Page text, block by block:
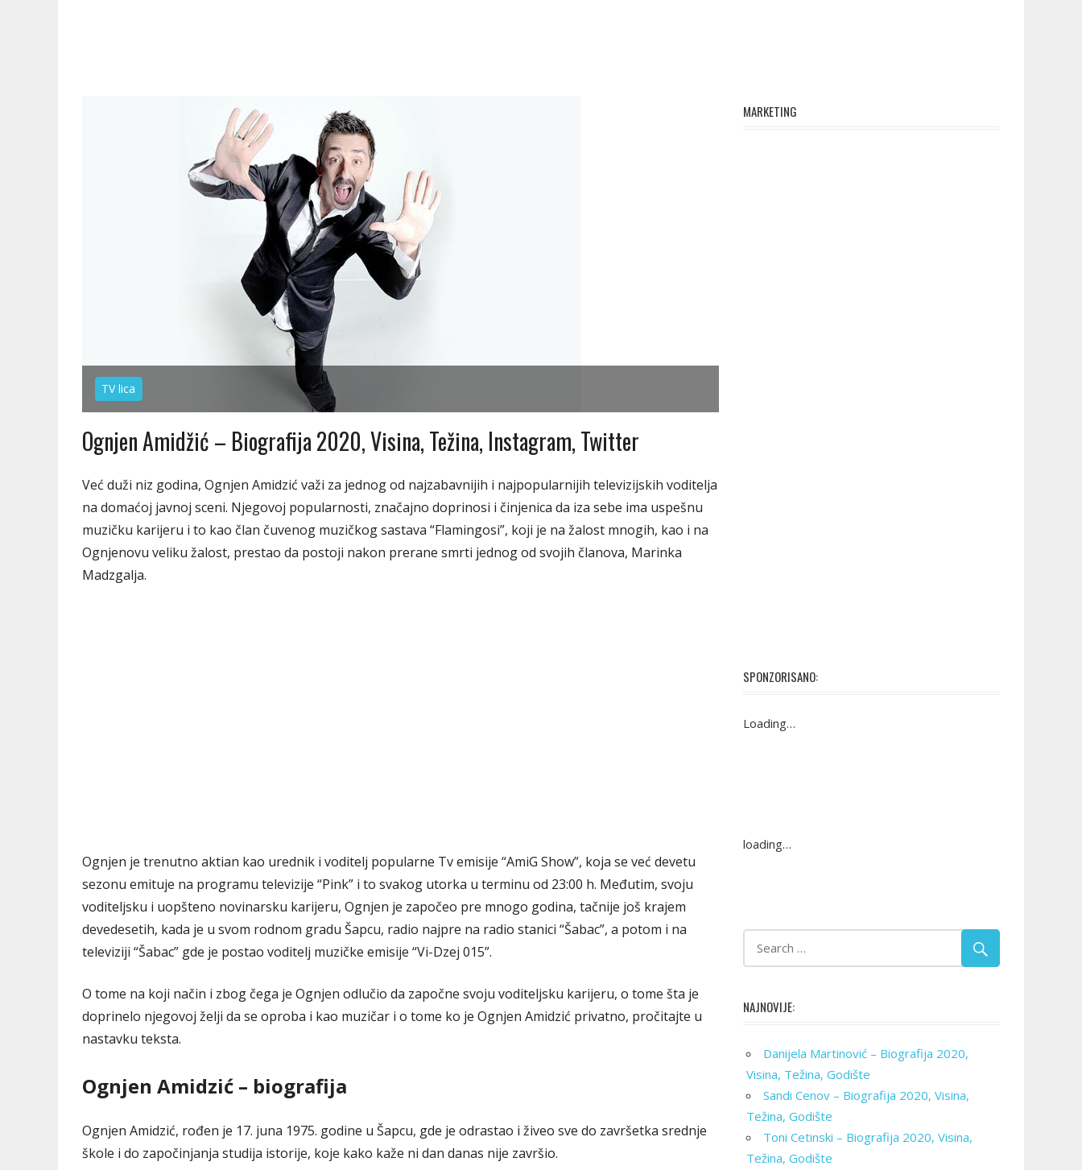
TV lica
Ognjen Amidžić – Biografija 2020, Visina, Težina, Instagram, Twitter
Već duži niz godina, Ognjen Amidzić važi za jednog od najzabavnijih i najpopularnijih televizijskih voditelja
na domaćoj javnoj sceni. Njegovoj popularnosti, značajno doprinosi i činjenica da iza sebe ima uspešnu
muzičku karijeru i to kao član čuvenog muzičkog sastava “Flamingosi”, koji je na žalost mnogih, kao i na
Ognjenovu veliku žalost, prestao da postoji nakon prerane smrti jednog od svojih članova, Marinka
Madzgalja.
Ognjen je trenutno aktian kao urednik i voditelj popularne Tv emisije “AmiG Show”, koja se već devetu
sezonu emituje na programu televizije “Pink” i to svakog utorka u terminu od 23:00 h. Međutim, svoju
voditeljsku i uopšteno novinarsku karijeru, Ognjen je započeo pre mnogo godina, tačnije još krajem
devedesetih, kada je u svom rodnom gradu Šapcu, radio najpre na radio stanici “Šabac”, a potom i na
televiziji “Šabac” gde je postao voditelj muzičke emisije “Vi-Dzej 015”.
O tome na koji način i zbog čega je Ognjen odlučio da započne svoju voditeljsku karijeru, o tome šta je
doprinelo njegovoj želji da se oproba i kao muzičar i o tome ko je Ognjen Amidzić privatno, pročitajte u
nastavku teksta.
Ognjen Amidzić – biografija
Ognjen Amidzić, rođen je 17. juna 1975. godine u Šapcu, gde je odrastao i živeo sve do završetka srednje
škole i do započinjanja studija istorije, koje kako kaže ni dan danas nije završio.
MARKETING
SPONZORISANO:
Loading…
loading…
NAJNOVIJE:
Danijela Martinović – Biografija 2020,
Visina, Težina, Godište
Sandi Cenov – Biografija 2020, Visina,
Težina, Godište
Toni Cetinski – Biografija 2020, Visina,
Težina, Godište